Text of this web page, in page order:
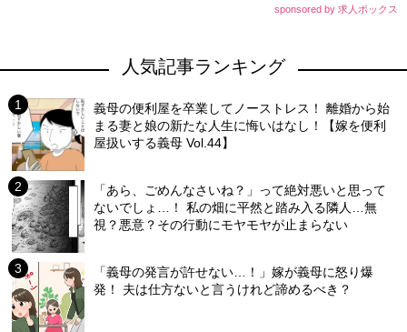
sponsored by 求人ボックス
人気記事ランキング
義母の便利屋を卒業してノーストレス！ 離婚から始
まる妻と娘の新たな人生に悔いはなし！【嫁を便利
屋扱いする義母 Vol.44】
「あら、ごめんなさいね？」って絶対悪いと思って
ないでしょ…！ 私の畑に平然と踏み入る隣人…無
視？悪意？その行動にモヤモヤが止まらない
「義母の発言が許せない…！」嫁が義母に怒り爆
発！ 夫は仕方ないと言うけれど諦めるべき？